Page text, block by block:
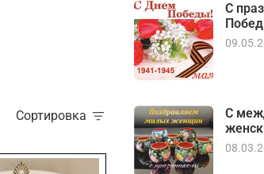
Сортировка
С
С